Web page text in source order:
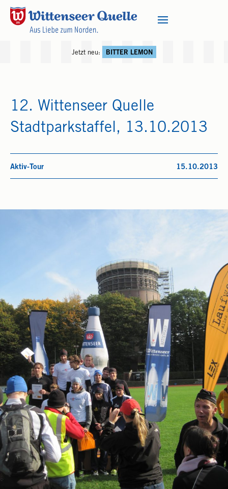
Jetzt neu: BITTER LEMON
12. Wittenseer Quelle
Stadtparkstaffel, 13.10.2013
Aktiv-Tour 15.10.2013